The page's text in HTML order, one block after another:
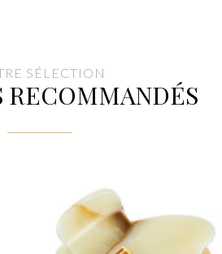
SÉLECTION
RECOMMANDÉS